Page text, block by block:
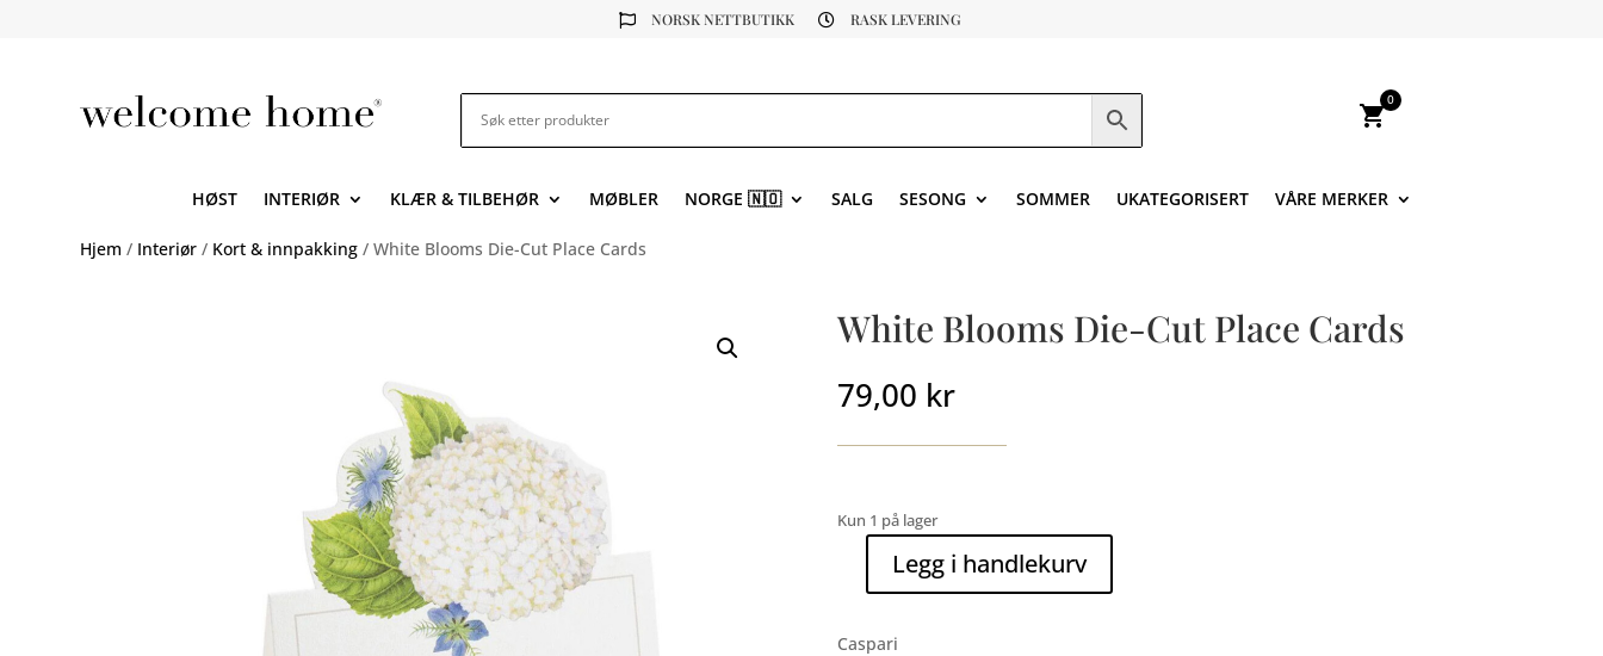
 NORSK NETTBUTIKK  RASK LEVERING
shopping_cart
0
HØST INTERIØR KLÆR & TILBEHØR MØBLER NORGE 🇳🇴 SALG SESONG SOMMER UKATEGORISERT VÅRE MERKER
Hjem / Interiør / Kort & innpakking / White Blooms Die-Cut Place Cards
White Blooms Die-Cut Place Cards
79,00 kr
Kun 1 på lager
Legg i handlekurv
Caspari